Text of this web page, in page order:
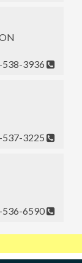
3936
3225
536-6590